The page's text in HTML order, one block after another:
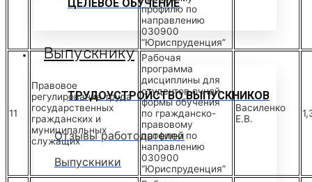
ЦЕЛЕВОЕ ОБУЧЕНИЕ
Выпускнику
ТРУДОУСТРОЙСТВО ВЫПУСКНИКОВ
Отзывы работодателей
Выпускники
профилю по
направлению
030900
“Юриспруденция”
11
Правовое
регулирование труда
государственных
гражданских и
муниципальных
служащих
Рабочая
программа
дисциплины для
студентов очной
формы обучения
по гражданско-
правовому
профилю по
направлению
030900
“Юриспруденция”
Василенко
Е.В.